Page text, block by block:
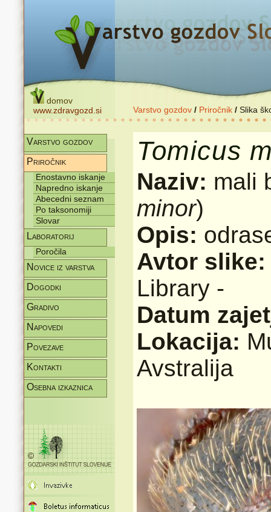
domov
www.zdravgozd.si
Varstvo gozdov / Priročnik / Slika
Varstvo gozdov
Priročnik
Enostavno iskanje
Napredno iskanje
Abecedni seznam
Po taksonomiji
Slovar
Laboratorij
Poročila
Novice iz varstva
Dogodki
Gradivo
Napovedi
Povezave
Kontakti
Osebna izkaznica
Tomicus
Naziv: mali
minor)
Opis:
Avtor
Library -
Datum
Lokacija:
Avstralija